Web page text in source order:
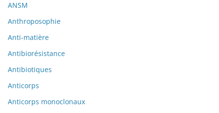
ANSM
Anthroposophie
Anti-matière
Antibiorésistance
Antibiotiques
Anticorps
Anticorps monoclonaux